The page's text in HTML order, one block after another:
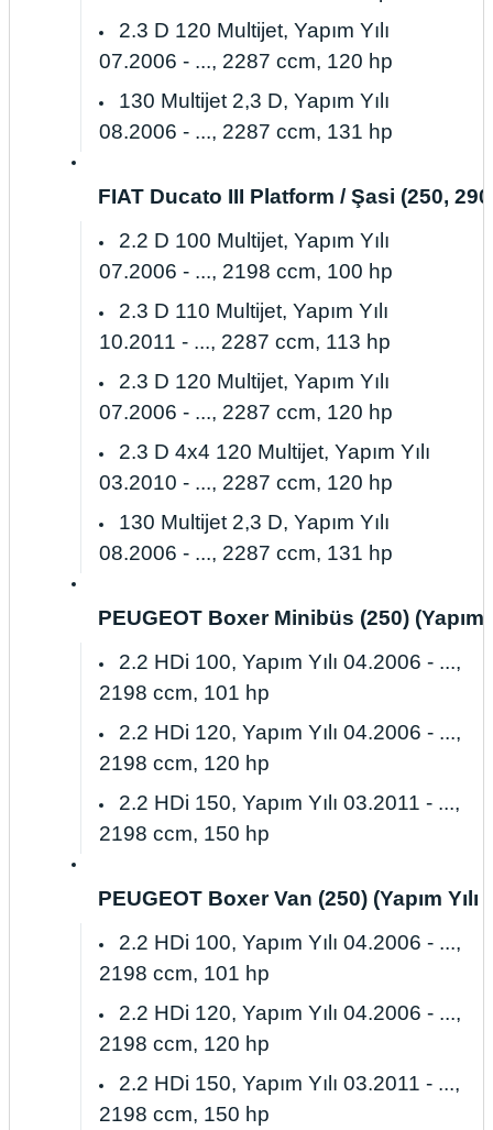
2.3 D 120 Multijet, Yapım Yılı
07.2006 - ..., 2287 ccm, 120 hp
130 Multijet 2,3 D, Yapım Yılı
08.2006 - ..., 2287 ccm, 131 hp
FIAT Ducato III Platform / Şasi (250,
2.2 D 100 Multijet, Yapım Yılı
07.2006 - ..., 2198 ccm, 100 hp
2.3 D 110 Multijet, Yapım Yılı
10.2011 - ..., 2287 ccm, 113 hp
2.3 D 120 Multijet, Yapım Yılı
07.2006 - ..., 2287 ccm, 120 hp
2.3 D 4x4 120 Multijet, Yapım Yılı
03.2010 - ..., 2287 ccm, 120 hp
130 Multijet 2,3 D, Yapım Yılı
08.2006 - ..., 2287 ccm, 131 hp
PEUGEOT Boxer Minibüs (250) (Yapım
2.2 HDi 100, Yapım Yılı 04.2006 - ...,
2198 ccm, 101 hp
2.2 HDi 120, Yapım Yılı 04.2006 - ...,
2198 ccm, 120 hp
2.2 HDi 150, Yapım Yılı 03.2011 - ...,
2198 ccm, 150 hp
PEUGEOT Boxer Van (250) (Yapım Yılı
2.2 HDi 100, Yapım Yılı 04.2006 - ...,
2198 ccm, 101 hp
2.2 HDi 120, Yapım Yılı 04.2006 - ...,
2198 ccm, 120 hp
2.2 HDi 150, Yapım Yılı 03.2011 - ...,
2198 ccm, 150 hp